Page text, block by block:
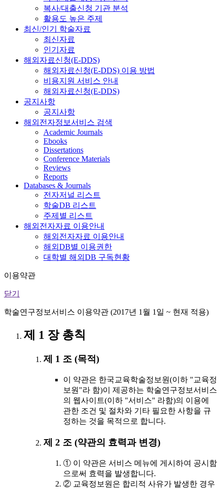
복사/대출신청 기관 분석
활용도 높은 주제
최신/인기 학술자료
최신자료
인기자료
해외자료신청(E-DDS)
해외자료신청(E-DDS) 이용 방법
비용지원 서비스 안내
해외자료신청(E-DDS)
공지사항
공지사항
해외전자정보서비스 검색
Academic Journals
Ebooks
Dissertations
Conference Materials
Reviews
Reports
Databases & Journals
전자저널 리스트
학술DB 리스트
주제별 리스트
해외전자자료 이용안내
해외전자자료 이용안내
해외DB별 이용권한
대학별 해외DB 구독현황
이용약관
닫기
학술연구정보서비스 이용약관 (2017년 1월 1일 ~ 현재 적용)
제 1 장 총칙
제 1 조 (목적)
이 약관은 한국교육학술정보원(이하 "교육정
보원"라 함)이 제공하는 학술연구정보서비스
의 웹사이트(이하 "서비스" 라함)의 이용에
관한 조건 및 절차와 기타 필요한 사항을 규
정하는 것을 목적으로 합니다.
제 2 조 (약관의 효력과 변경)
① 이 약관은 서비스 메뉴에 게시하여 공시함
으로써 효력을 발생합니다.
② 교육정보원은 합리적 사유가 발생한 경우